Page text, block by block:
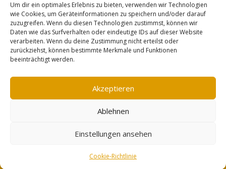
Um dir ein optimales Erlebnis zu bieten, verwenden wir Technologien
wie Cookies, um Geräteinformationen zu speichern und/oder darauf
zuzugreifen. Wenn du diesen Technologien zustimmst, können wir
Daten wie das Surfverhalten oder eindeutige IDs auf dieser Website
verarbeiten. Wenn du deine Zustimmung nicht erteilst oder
zurückziehst, können bestimmte Merkmale und Funktionen
beeinträchtigt werden.
Akzeptieren
Ablehnen
Einstellungen ansehen
Cookie-Richtlinie
Recent Comments
Es sind keine Kommentare vorhanden.
Widerrufsbelehrung
Vertrag widerrufen
Cookie-Richtlinie (EU)
designed by erzreporter-webdesign |